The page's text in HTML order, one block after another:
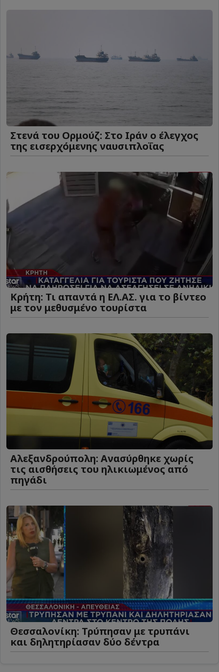
Στενά του Ορμούζ: Στο Ιράν ο έλεγχος
της εισερχόμενης ναυσιπλοΐας
Κρήτη: Τι απαντά η ΕΛ.ΑΣ. για το βίντεο
με τον μεθυσμένο τουρίστα
Αλεξανδρούπολη: Ανασύρθηκε χωρίς
τις αισθήσεις του ηλικιωμένος από
πηγάδι
Θεσσαλονίκη: Τρύπησαν με τρυπάνι
και δηλητηρίασαν δύο δέντρα